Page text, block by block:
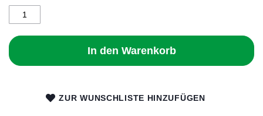
In den Warenkorb
ZUR WUNSCHLISTE HINZUFÜGEN